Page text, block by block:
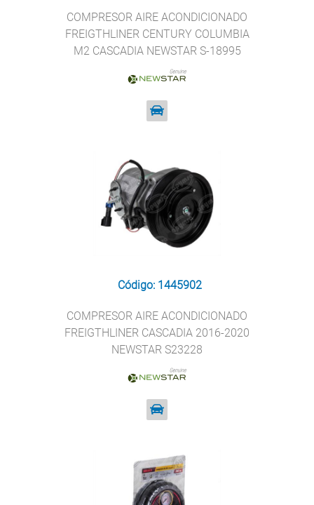
COMPRESOR AIRE ACONDICIONADO
FREIGTHLINER CENTURY COLUMBIA
M2 CASCADIA NEWSTAR S-18995
Código: 1445902
COMPRESOR AIRE ACONDICIONADO
FREIGTHLINER CASCADIA 2016-2020
NEWSTAR S23228